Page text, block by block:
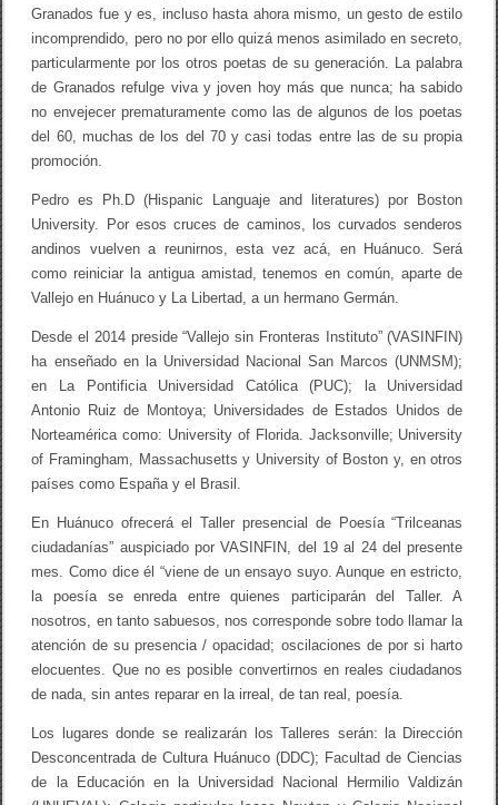
T
o
e
n
t
Granados fue y es, incluso hasta ahora mismo, un gesto de estilo
incomprendido, pero no por ello quizá menos asimilado en secreto,
particularmente por los otros poetas de su generación. La palabra
de Granados refulge viva y joven hoy más que nunca; ha sabido
no envejecer prematuramente como las de algunos de los poetas
del 60, muchas de los del 70 y casi todas entre las de su propia
promoción.
Pedro es Ph.D (Hispanic Languaje and literatures) por Boston
University. Por esos cruces de caminos, los curvados senderos
andinos vuelven a reunirnos, esta vez acá, en Huánuco. Será
como reiniciar la antigua amistad, tenemos en común, aparte de
Vallejo en Huánuco y La Libertad, a un hermano Germán.
Desde el 2014 preside “Vallejo sin Fronteras Instituto” (VASINFIN)
ha enseñado en la Universidad Nacional San Marcos (UNMSM);
en La Pontificia Universidad Católica (PUC); la Universidad
Antonio Ruiz de Montoya; Universidades de Estados Unidos de
Norteamérica como: University of Florida. Jacksonville; University
of Framingham, Massachusetts y University of Boston y, en otros
países como España y el Brasil.
En Huánuco ofrecerá el Taller presencial de Poesía “Trilceanas
ciudadanías” auspiciado por VASINFIN, del 19 al 24 del presente
mes. Como dice él “viene de un ensayo suyo. Aunque en estricto,
la poesía se enreda entre quienes participarán del Taller. A
nosotros, en tanto sabuesos, nos corresponde sobre todo llamar la
atención de su presencia / opacidad; oscilaciones de por si harto
elocuentes. Que no es posible convertirnos en reales ciudadanos
de nada, sin antes reparar en la irreal, de tan real, poesía.
Los lugares donde se realizarán los Talleres serán: la Dirección
Desconcentrada de Cultura Huánuco (DDC); Facultad de Ciencias
de la Educación en la Universidad Nacional Hermilio Valdizán